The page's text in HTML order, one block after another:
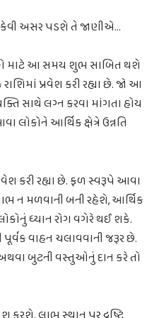
કેવી અસર પડશે તે જાણીએ...
માટે આ સમય શુભ સાબિત થશે
પ્રવેશ કરી રહ્યા છે. જો આ
સાથે લગ્ન કરવા માંગતા હોય
આર્થિક ક્ષેત્રે ઉન્નતિ
કરી રહ્યા છે. ફળ સ્વરૂપે આવા
ન મળવાની બની રહેશે, આર્થિક
ધ્યાન રોગ વગેરે થઈ શકે.
વાહન ચલાવવાની જરૂર છે.
બુટની વસ્તુઓનું દાન કરે તો